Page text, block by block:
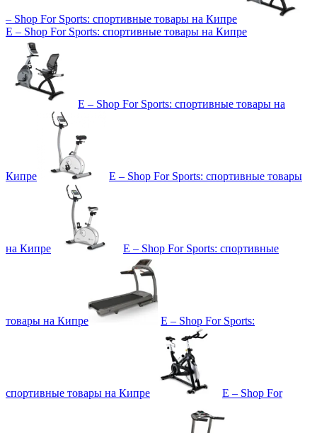
– Shop For Sports: спортивные товары на Кипре
E – Shop For Sports: спортивные товары на Кипре
E – Shop For Sports: спортивные товары на
Кипре E – Shop For Sports: спортивные товары
на Кипре E – Shop For Sports: спортивные
товары на Кипре E – Shop For Sports:
спортивные товары на Кипре E – Shop For